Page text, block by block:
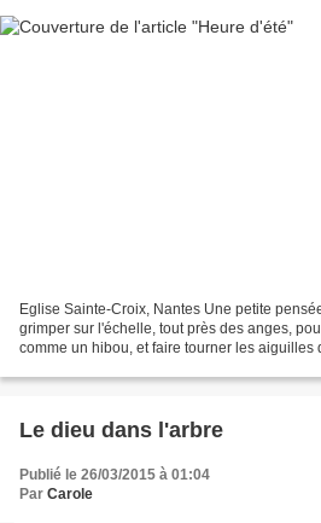
Eglise Sainte-Croix, Nantes Une petite
grimper sur l'échelle, tout près des anges,
comme un hibou, et faire tourner les aiguilles
Le dieu dans l'arbre
Publié le 26/03/2015 à 01:04
Par Carole